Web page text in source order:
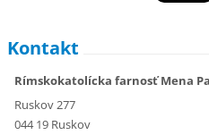
Kontakt
Rímskokatolícka farnosť Mena
Ruskov 277
044 19 Ruskov